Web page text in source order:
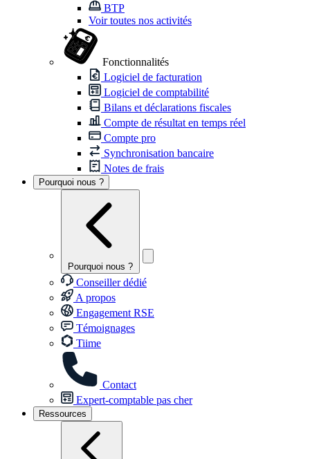
BTP
Voir toutes nos activités
Fonctionnalités
Logiciel de facturation
Logiciel de comptabilité
Bilans et déclarations fiscales
Compte de résultat en temps réel
Compte pro
Synchronisation bancaire
Notes de frais
Pourquoi nous ?
Pourquoi nous ?
Conseiller dédié
A propos
Engagement RSE
Témoignages
Tiime
Contact
Expert-comptable pas cher
Ressources